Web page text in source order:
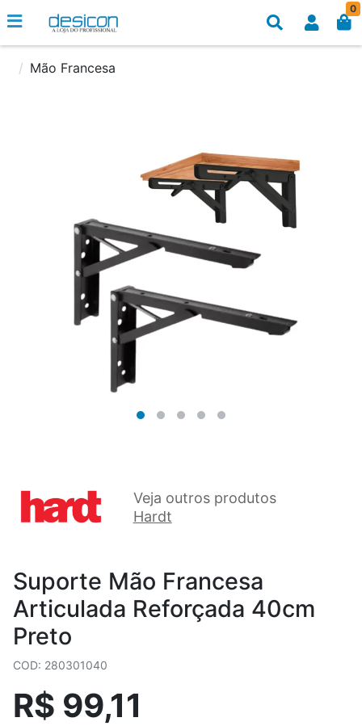
0
Mão Francesa
Veja outros produtos
Hardt
Suporte Mão Francesa
Articulada Reforçada 40cm
Preto
COD: 280301040
R$ 99,11